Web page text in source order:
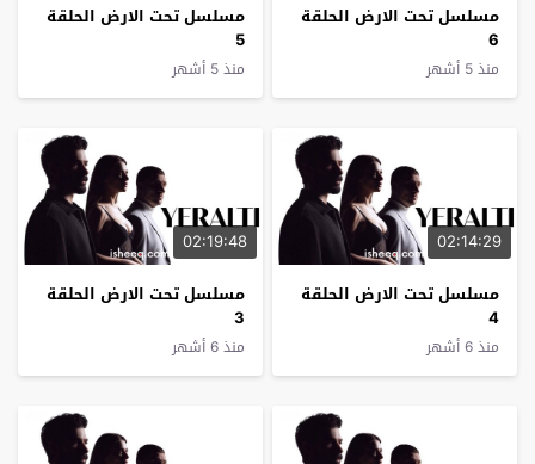
مسلسل تحت الارض الحلقة
6
منذ 5 أشهر
مسلسل تحت الارض الحلقة
5
منذ 5 أشهر
02:14:29
مسلسل تحت الارض الحلقة
4
منذ 6 أشهر
02:19:48
مسلسل تحت الارض الحلقة
3
منذ 6 أشهر